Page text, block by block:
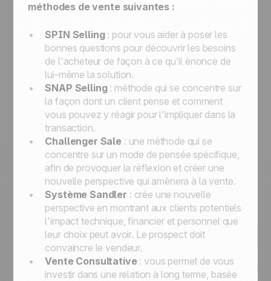
méthodes de vente suivantes :
SPIN Selling: pour vous aider à poser les
bonnes questions pour découvrir les besoins
de l'acheteur de façon à ce qu'il énonce de
lui-même la solution.
SNAP Selling: méthode qui se concentre sur
la façon dont un client pense et comment
vous pouvez y réagir pour l'impliquer dans la
transaction.
Challenger Sale : une méthode qui se
concentre sur un mode de pensée spécifique,
afin de provoquer la réflexion et créer une
nouvelle perspective qui amènera à la vente.
Système Sandler : crée une nouvelle
perspective en montrant aux clients potentiels
l'impact technique, financier et personnel que
leur choix peut avoir. Le prospect doit
convaincre le vendeur.
Vente Consultative: vous permet de vous
investir dans une relation à long terme, basée